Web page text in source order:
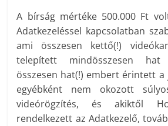
A bírság mértéke 500.000 Ft
Adatkezeléssel kapcsolatban
ami összesen kettő(!)
telepített mindösszesen hat
összesen hat(!) embert érintett a
egyébként nem okozott
videórögzítés, és akiktől
rendelkezett az Adatkezelő,